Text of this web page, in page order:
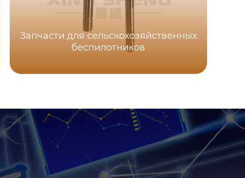
Запчасти для сельскохозяйственных
беспилотников